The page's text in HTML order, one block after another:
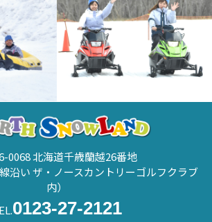
0068 北海道千歳蘭越26番地
沿い ザ・ノースカントリーゴルフクラブ
内）
0123-27-2121